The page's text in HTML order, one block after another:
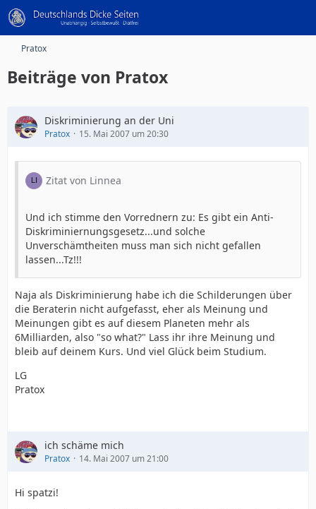
Pratox
Beiträge von Pratox
Diskriminierung an der Uni
Pratox 15. Mai 2007 um 20:30
Zitat von Linnea
Und ich stimme den Vorrednern zu: Es gibt ein Anti-
Diskriminiernungsgesetz...und solche
Unverschämtheiten muss man sich nicht gefallen
lassen...Tz!!!
Naja als Diskriminierung habe ich die Schilderungen über
die Beraterin nicht aufgefasst, eher als Meinung und
Meinungen gibt es auf diesem Planeten mehr als
6Milliarden, also "so what?" Lass ihr ihre Meinung und
bleib auf deinem Kurs. Und viel Glück beim Studium.
LG
Pratox
ich schäme mich
Pratox 14. Mai 2007 um 21:00
Hi spatzi!